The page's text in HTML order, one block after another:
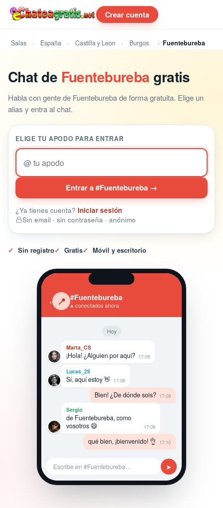
Crear cuenta
Salas España Castilla y Leon Burgos Fuentebureba
Chat de Fuentebureba gratis
Habla con gente de Fuentebureba de forma gratuita. Elige un
alias y entra al chat.
ELIGE TU APODO PARA ENTRAR
@
Entrar a #Fuentebureba →
¿Ya tienes cuenta? Iniciar sesión
Sin email · sin contraseña · anónimo
✓ Sin registro✓ Gratis✓ Móvil y escritorio
‹ 📍 #Fuentebureba
● conectados ahora
Hoy
Marta_CS
¡Hola! ¿Alguien por aquí? 17:08
Lucas_29
Sí, aquí estoy 👋 17:08
Bien! ¿De dónde sois? 17:09
Sergio
de Fuentebureba, como
vosotros 😄
17:09
qué bien, ¡bienvenido! 👌 17:10
Escribe en #Fuentebureba… ➤